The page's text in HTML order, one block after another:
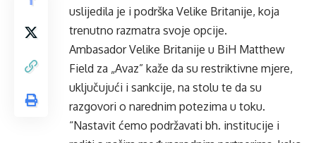
uslijedila je i po­drška Velike Britanije, ko­ja
trenutno razmatra svoje opcije.
Ambasador Velike Britanije u BiH Matthew
Field za „Avaz” kaže da su restrik­tivne mjere,
uključujući i sankcije, na stolu te da su
razgovori o narednim po­tezima u toku.
“Nastavit ćemo po­državati bh. institucije i